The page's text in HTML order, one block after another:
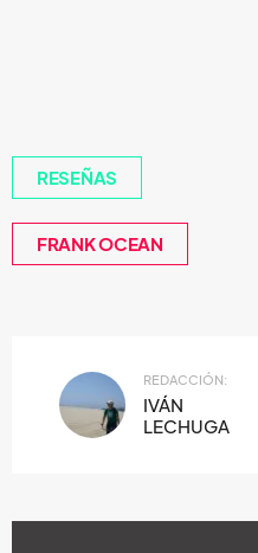
RESEÑAS
FRANK OCEAN
REDACCIÓN:
IVÁN
LECHUGA